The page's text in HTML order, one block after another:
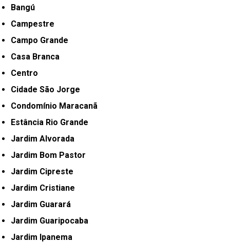
Bangú
Campestre
Campo Grande
Casa Branca
Centro
Cidade São Jorge
Condomínio Maracanã
Estância Rio Grande
Jardim Alvorada
Jardim Bom Pastor
Jardim Cipreste
Jardim Cristiane
Jardim Guarará
Jardim Guaripocaba
Jardim Ipanema